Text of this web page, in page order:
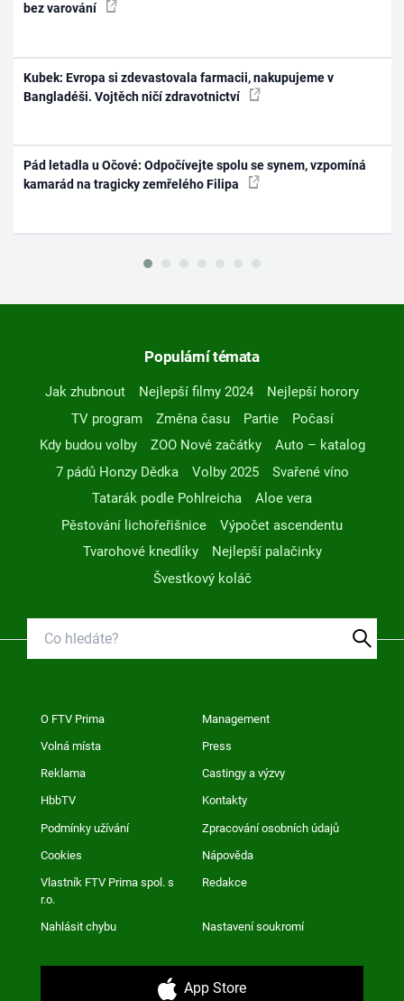
bez varování
Kubek: Evropa si zdevastovala farmacii, nakupujeme v
Bangladéši. Vojtěch ničí zdravotnictví
Pád letadla u Očové: Odpočívejte spolu se synem, vzpomíná
kamarád na tragicky zemřelého Filipa
Populární témata
Jak zhubnout Nejlepší filmy 2024
Nejlepší horory
TV program
Změna času Partie
Počasí
Kdy budou volby
ZOO Nové začátky
Auto – katalog
7 pádů Honzy Dědka
Volby 2025
Svařené víno
Tatarák podle Pohlreicha
Aloe vera
Pěstování lichořeřišnice
Výpočet ascendentu
Tvarohové knedlíky
Nejlepší palačinky
Švestkový koláč
O FTV Prima Management
Volná místa Press
Reklama Castingy a výzvy
HbbTV Kontakty
Podmínky užívání Zpracování osobních údajů
Cookies Nápověda
Vlastník FTV Prima spol. s
r.o.
Redakce
Nahlásit chybu Nastavení soukromí
App Store